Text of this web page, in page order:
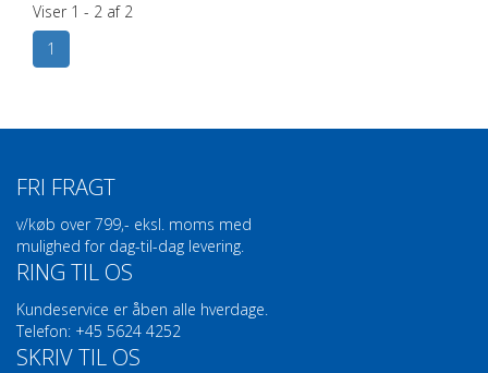
Viser 1 - 2 af 2
1
FRI FRAGT
v/køb over 799,- eksl. moms med
mulighed for dag-til-dag levering.
RING TIL OS
Kundeservice er åben alle hverdage.
Telefon: +45 5624 4252
SKRIV TIL OS
fungere. Vi bruger cookies til at give dig en god oplevelse
https://kontorcirklen.dk/